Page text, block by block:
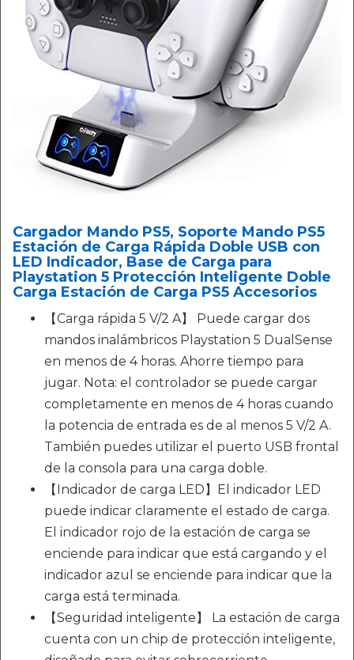
Cargador Mando PS5, Soporte Mando PS5
Estación de Carga Rápida Doble USB con
LED Indicador, Base de Carga para
Playstation 5 Protección Inteligente Doble
Carga Estación de Carga PS5 Accesorios
【Carga rápida 5 V/2 A】 Puede cargar dos
mandos inalámbricos Playstation 5 DualSense
en menos de 4 horas. Ahorre tiempo para
jugar. Nota: el controlador se puede cargar
completamente en menos de 4 horas cuando
la potencia de entrada es de al menos 5 V/2 A.
También puedes utilizar el puerto USB frontal
de la consola para una carga doble.
【Indicador de carga LED】El indicador LED
puede indicar claramente el estado de carga.
El indicador rojo de la estación de carga se
enciende para indicar que está cargando y el
indicador azul se enciende para indicar que la
carga está terminada.
【Seguridad inteligente】 La estación de carga
cuenta con un chip de protección inteligente,